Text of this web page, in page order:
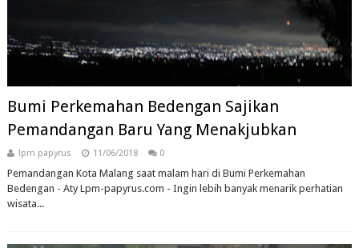
Bumi Perkemahan Bedengan Sajikan
Pemandangan Baru Yang Menakjubkan
lpm papyrus 11/06/2018 0
Pemandangan Kota Malang saat malam hari di Bumi Perkemahan
Bedengan - Aty Lpm-papyrus.com - Ingin lebih banyak menarik perhatian
wisata...